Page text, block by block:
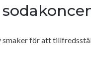
för att